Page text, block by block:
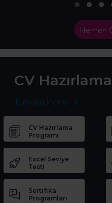
Hemen
CV Hazırlama
Tümünü İncele
CV Hazırlama
Programı
Excel Seviye
Testi
Sertifika
Programları